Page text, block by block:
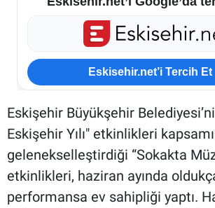
Eskisehir.net’i Tercih
Eskişehir Büyükşehir
Eskişehir Yılı" etkinlikleri
gelenekselleştirdiği “Sokakta
etkinlikleri, haziran ayında
performansa ev sahipliği yaptı.